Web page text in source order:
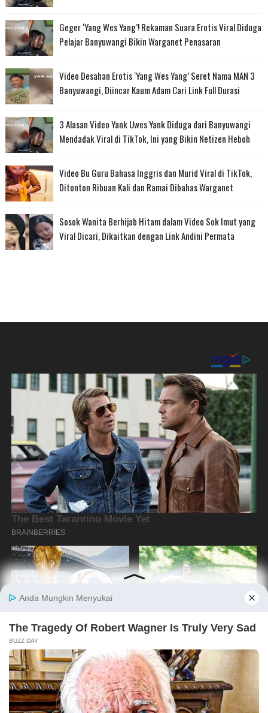
Geger ‘Yang Wes Yang’! Rekaman Suara Erotis Viral Diduga
Pelajar Banyuwangi Bikin Warganet Penasaran
Video Desahan Erotis ‘Yang Wes Yang’ Seret Nama MAN 3
Banyuwangi, Diincar Kaum Adam Cari Link Full Durasi
3 Alasan Video Yank Uwes Yank Diduga dari Banyuwangi
Mendadak Viral di TikTok, Ini yang Bikin Netizen Heboh
Video Bu Guru Bahasa Inggris dan Murid Viral di TikTok,
Ditonton Ribuan Kali dan Ramai Dibahas Warganet
Sosok Wanita Berhijab Hitam dalam Video Sok Imut yang
Viral Dicari, Dikaitkan dengan Link Andini Permata